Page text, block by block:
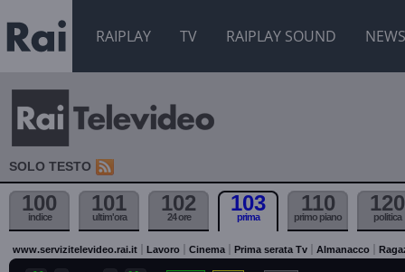
RAIPLAY TV RAIPLAY SOUND NEWS
SOLO TESTO
100
indice
101
ultim'ora
102
24 ore
103
prima
110
primo piano
120
politica
www.servizitelevideo.rai.it Lavoro Cinema Prima serata Tv Almanacco